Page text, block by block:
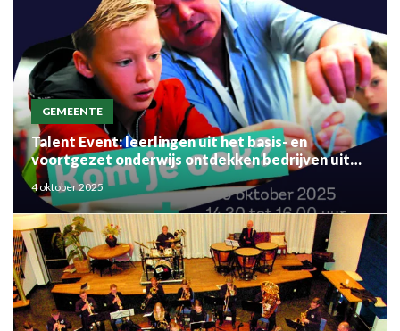
GEMEENTE
Talent Event: leerlingen uit het basis- en
voortgezet onderwijs ontdekken bedrijven uit
de regio
4 oktober 2025